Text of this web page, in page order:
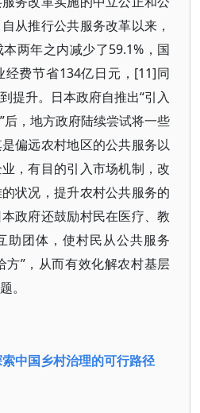
从推行公共服务改革以来，
两年之内减少了59.1%，国
费节省134亿日元，[11]同
提升。日本政府自推出“引入
后，地方政府陆续尝试将一些
偏远农村地区的公共服务以
，有目的引入市场机制，改
状况，提升农村公共服务的
政府还鼓励村民在医疗、教
助团体，使村民从公共服务
方”，从而有效化解农村基层
。
中国乡村治理的可行路径